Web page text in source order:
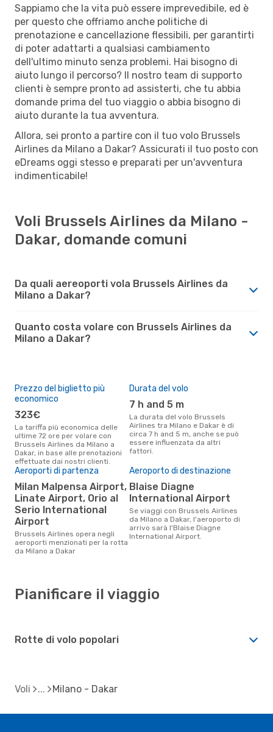
Sappiamo che la vita può essere imprevedibile, ed è
per questo che offriamo anche politiche di
prenotazione e cancellazione flessibili, per garantirti
di poter adattarti a qualsiasi cambiamento
dell'ultimo minuto senza problemi. Hai bisogno di
aiuto lungo il percorso? Il nostro team di supporto
clienti è sempre pronto ad assisterti, che tu abbia
domande prima del tuo viaggio o abbia bisogno di
aiuto durante la tua avventura.
Allora, sei pronto a partire con il tuo volo Brussels
Airlines da Milano a Dakar? Assicurati il tuo posto con
eDreams oggi stesso e preparati per un'avventura
indimenticabile!
Voli Brussels Airlines da Milano -
Dakar, domande comuni
Da quali aereoporti vola Brussels Airlines da
Milano a Dakar?
Quanto costa volare con Brussels Airlines da
Milano a Dakar?
Prezzo del biglietto più
economico
323€
La tariffa più economica delle
ultime 72 ore per volare con
Brussels Airlines da Milano a
Dakar, in base alle prenotazioni
effettuate dai nostri clienti.
Durata del volo
7 h and 5 m
La durata del volo Brussels
Airlines tra Milano e Dakar è di
circa 7 h and 5 m, anche se può
essere influenzata da altri
fattori.
Aeroporti di partenza
Milan Malpensa Airport,
Linate Airport, Orio al
Serio International
Airport
Brussels Airlines opera negli
aeroporti menzionati per la rotta
da Milano a Dakar
Aeroporto di destinazione
Blaise Diagne
International Airport
Se viaggi con Brussels Airlines
da Milano a Dakar, l'aeroporto di
arrivo sarà l'Blaise Diagne
International Airport.
Pianificare il viaggio
Rotte di volo popolari
Voli Milano - Dakar